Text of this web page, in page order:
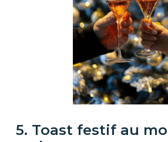
5. Toast festif au